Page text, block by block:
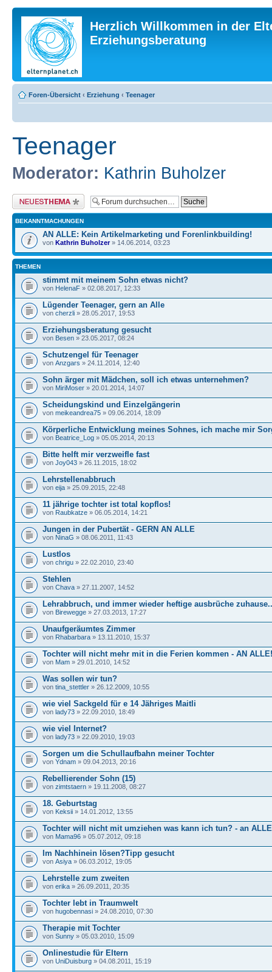
Herzlich Willkommen in der
Erziehungsberatung
Foren-Übersicht ‹ Erziehung ‹ Teenager
Teenager
Moderator: Kathrin Buholzer
Neues Thema erstellen
BEKANNTMACHUNGEN
AN ALLE: Kein Artikelmarketing und Forenlinkbuilding!
von Kathrin Buholzer» 14.06.2014, 03:23
THEMEN
stimmt mit meinem Sohn etwas nicht?
von HelenaF » 02.08.2017, 12:33
Lügender Teenager, gern an Alle
von cherzli » 28.05.2017, 19:53
Erziehungsberatung gesucht
von Besen » 23.05.2017, 08:24
Schutzengel für Teenager
von Anzgars » 24.11.2014, 12:40
Sohn ärger mit Mädchen, soll ich etwas unternehmen?
von MiriMoser » 20.01.2014, 14:07
Scheidungskind und Einzelgängerin
von meikeandrea75 » 09.06.2014, 18:09
Körperliche Entwicklung meines Sohnes, ich mache mir
von Beatrice_Log » 05.05.2014, 20:13
Bitte helft mir verzweifle fast
von Joy043 » 26.11.2015, 18:02
Lehrstellenabbruch
von eija » 25.09.2015, 22:48
11 jährige tochter ist total kopflos!
von Raubkatze » 06.05.2014, 14:21
Jungen in der Pubertät - GERN AN ALLE
von NinaG » 08.06.2011, 11:43
Lustlos
von chrigu » 22.02.2010, 23:40
Stehlen
von Chava » 27.11.2007, 14:52
Lehrabbruch, und immer wieder heftige ausbrüche
von Birewegge » 27.03.2013, 17:27
Unaufgeräumtes Zimmer
von Rhabarbara » 13.11.2010, 15:37
Tochter will nicht mehr mit in die Ferien kommen - AN ALLE!
von Mam » 29.01.2010, 14:52
Was sollen wir tun?
von tina_stettler » 26.12.2009, 10:55
wie viel Sackgeld für e 14 Jähriges Maitli
von lady73 » 22.09.2010, 18:49
wie viel Internet?
von lady73 » 22.09.2010, 19:03
Sorgen um die Schullaufbahn meiner Tochter
von Ydnam » 09.04.2013, 20:16
Rebellierender Sohn (15)
von zimtstaern » 19.11.2008, 08:27
18. Geburtstag
von Keksii » 14.01.2012, 13:55
Tochter will nicht mit umziehen was kann ich tun? - an ALLE
von Mama96 » 05.07.2012, 09:18
Im Nachhinein lösen?Tipp gesucht
von Asiya » 06.03.2012, 19:05
Lehrstelle zum zweiten
von erika » 26.09.2011, 20:35
Tochter lebt in Traumwelt
von hugobennasi » 24.08.2010, 07:30
Therapie mit Tochter
von Sunny » 05.03.2010, 15:09
Onlinestudie für Eltern
von UniDuisburg » 04.08.2011, 15:19